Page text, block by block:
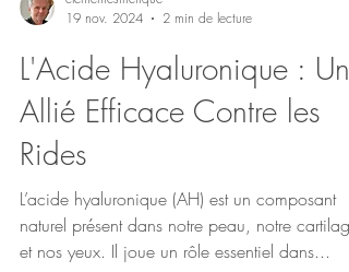
clementesthetique
19 nov. 2024
2 min de lecture
L'Acide Hyaluronique : Un
Allié Efficace Contre les
Rides
L’acide hyaluronique (AH) est un composant